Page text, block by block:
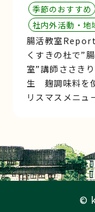
季節のおすすめ
社内外活動・地
腸活教室
くすきの杜で”
室”講師ささき
生 麹調味料を
リスマスメニュ
©